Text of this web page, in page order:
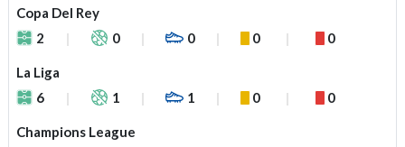
Copa Del Rey
2
0 0 0 0
La Liga
6
1 1 0 0
Champions League